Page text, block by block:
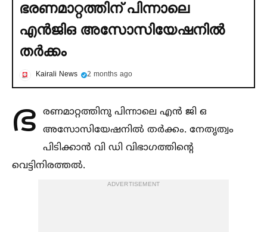
ഭരണമാറ്റത്തിന് പിന്നാലെ
എൻജിഒ അസോസിയേഷനില്‍
തര്‍ക്കം
Kairali News 2 months ago
ഭ രണമാറ്റത്തിനു പിന്നാലെ എൻ ജി ഒ
അസോസിയേഷനില്‍ തർക്കം. നേതൃത്വം
പിടിക്കാൻ വി ഡി വിഭാഗത്തിന്റെ
വെട്ടിനിരത്തല്‍.
ADVERTISEMENT